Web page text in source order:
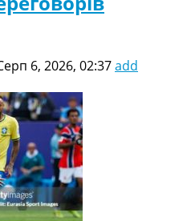
6, 2026, 02:37add